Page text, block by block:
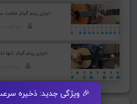
🎉 ویژگی جدید: ذخیره
اجرای ریتم گیتار علامت
اجرای ریتم گیتار تنها